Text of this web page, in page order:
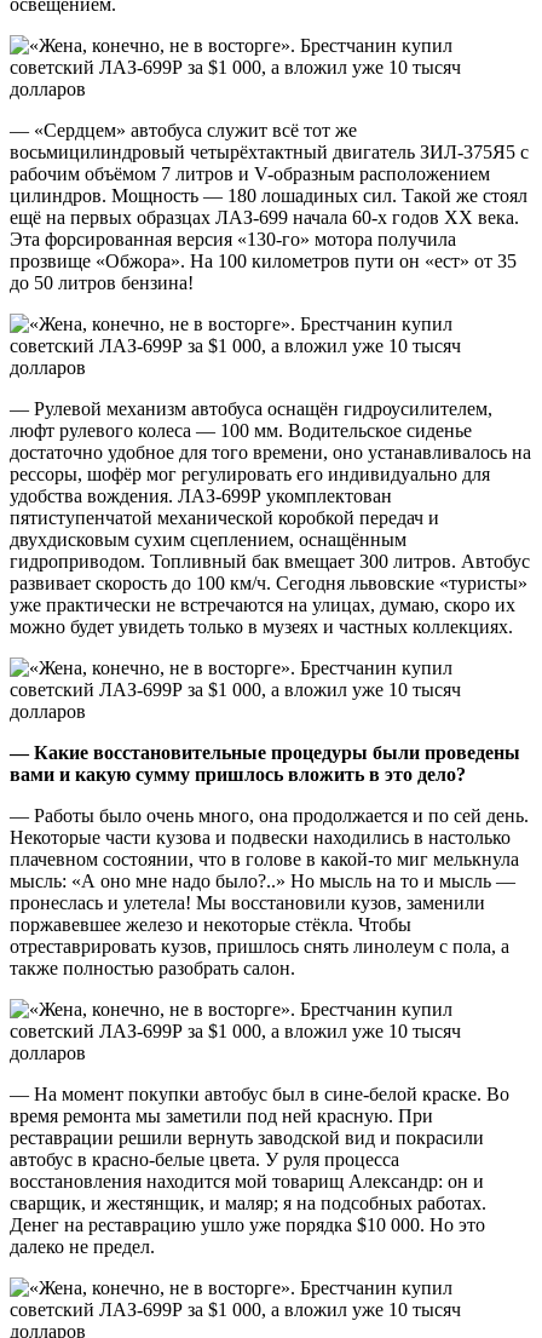
— «Сердцем» автобуса служит всё тот же
восьмицилиндровый четырёхтактный двигатель ЗИЛ-375Я5 с
рабочим объёмом 7 литров и V-образным расположением
цилиндров. Мощность — 180 лошадиных сил. Такой же стоял
ещё на первых образцах ЛАЗ-699 начала 60-х годов ХХ века.
Эта форсированная версия «130-го» мотора получила
прозвище «Обжора». На 100 километров пути он «ест» от 35
до 50 литров бензина!
— Рулевой механизм автобуса оснащён гидроусилителем,
люфт рулевого колеса — 100 мм. Водительское сиденье
достаточно удобное для того времени, оно устанавливалось на
рессоры, шофёр мог регулировать его индивидуально для
удобства вождения. ЛАЗ-699Р укомплектован
пятиступенчатой механической коробкой передач и
двухдисковым сухим сцеплением, оснащённым
гидроприводом. Топливный бак вмещает 300 литров. Автобус
развивает скорость до 100 км/ч. Сегодня львовские «туристы»
уже практически не встречаются на улицах, думаю, скоро их
можно будет увидеть только в музеях и частных коллекциях.
— Какие восстановительные процедуры были проведены
вами и какую сумму пришлось вложить в это дело?
— Работы было очень много, она продолжается и по сей день.
Некоторые части кузова и подвески находились в настолько
плачевном состоянии, что в голове в какой-то миг мелькнула
мысль: «А оно мне надо было?..» Но мысль на то и мысль —
пронеслась и улетела! Мы восстановили кузов, заменили
поржавевшее железо и некоторые стёкла. Чтобы
отреставрировать кузов, пришлось снять линолеум с пола, а
также полностью разобрать салон.
— На момент покупки автобус был в сине-белой краске. Во
время ремонта мы заметили под ней красную. При
реставрации решили вернуть заводской вид и покрасили
автобус в красно-белые цвета. У руля процесса
восстановления находится мой товарищ Александр: он и
сварщик, и жестянщик, и маляр; я на подсобных работах.
Денег на реставрацию ушло уже порядка $10 000. Но это
далеко не предел.